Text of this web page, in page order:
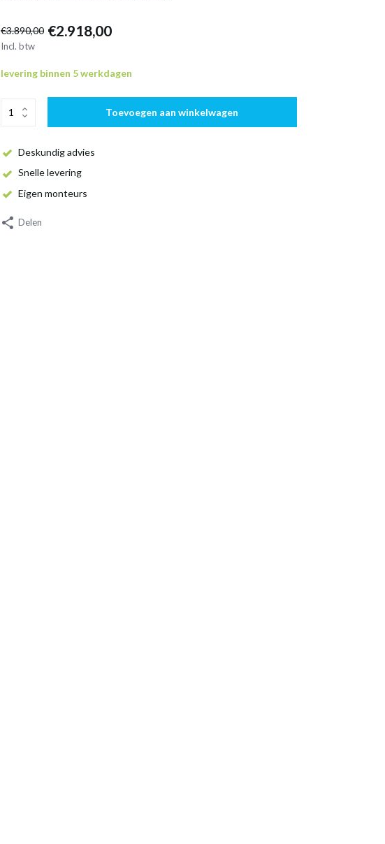
€3.890,00 €2.918,00
Incl. btw
levering binnen 5 werkdagen
Toevoegen aan winkelwagen
Deskundig advies
Snelle levering
Eigen monteurs
Delen